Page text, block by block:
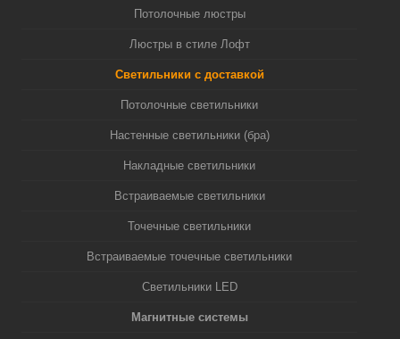
Потолочные люстры
Люстры в стиле Лофт
Светильники с доставкой
Потолочные светильники
Настенные светильники (бра)
Накладные светильники
Встраиваемые светильники
Точечные светильники
Встраиваемые точечные светильники
Светильники LED
Магнитные системы